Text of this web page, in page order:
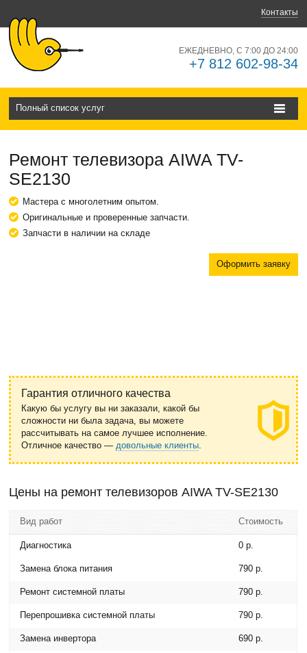
Контакты
ЕЖЕДНЕВНО, С 7:00 ДО 24:00
+7 812 602-98-34
Полный список услуг
Ремонт телевизора AIWA TV-
SE2130
Мастера с многолетним опытом.
Оригинальные и проверенные запчасти.
Запчасти в наличии на складе
Оформить заявку
Гарантия отличного качества
Какую бы услугу вы ни заказали, какой бы
сложности ни была задача, вы можете
рассчитывать на самое лучшее исполнение.
Отличное качество —довольные клиенты.
Цены на ремонт телевизоров AIWA TV-SE2130
Вид работ Стоимость
Диагностика 0 р.
Замена блока питания 790 р.
Ремонт системной платы 790 р.
Перепрошивка системной платы 790 р.
Замена инвертора 690 р.